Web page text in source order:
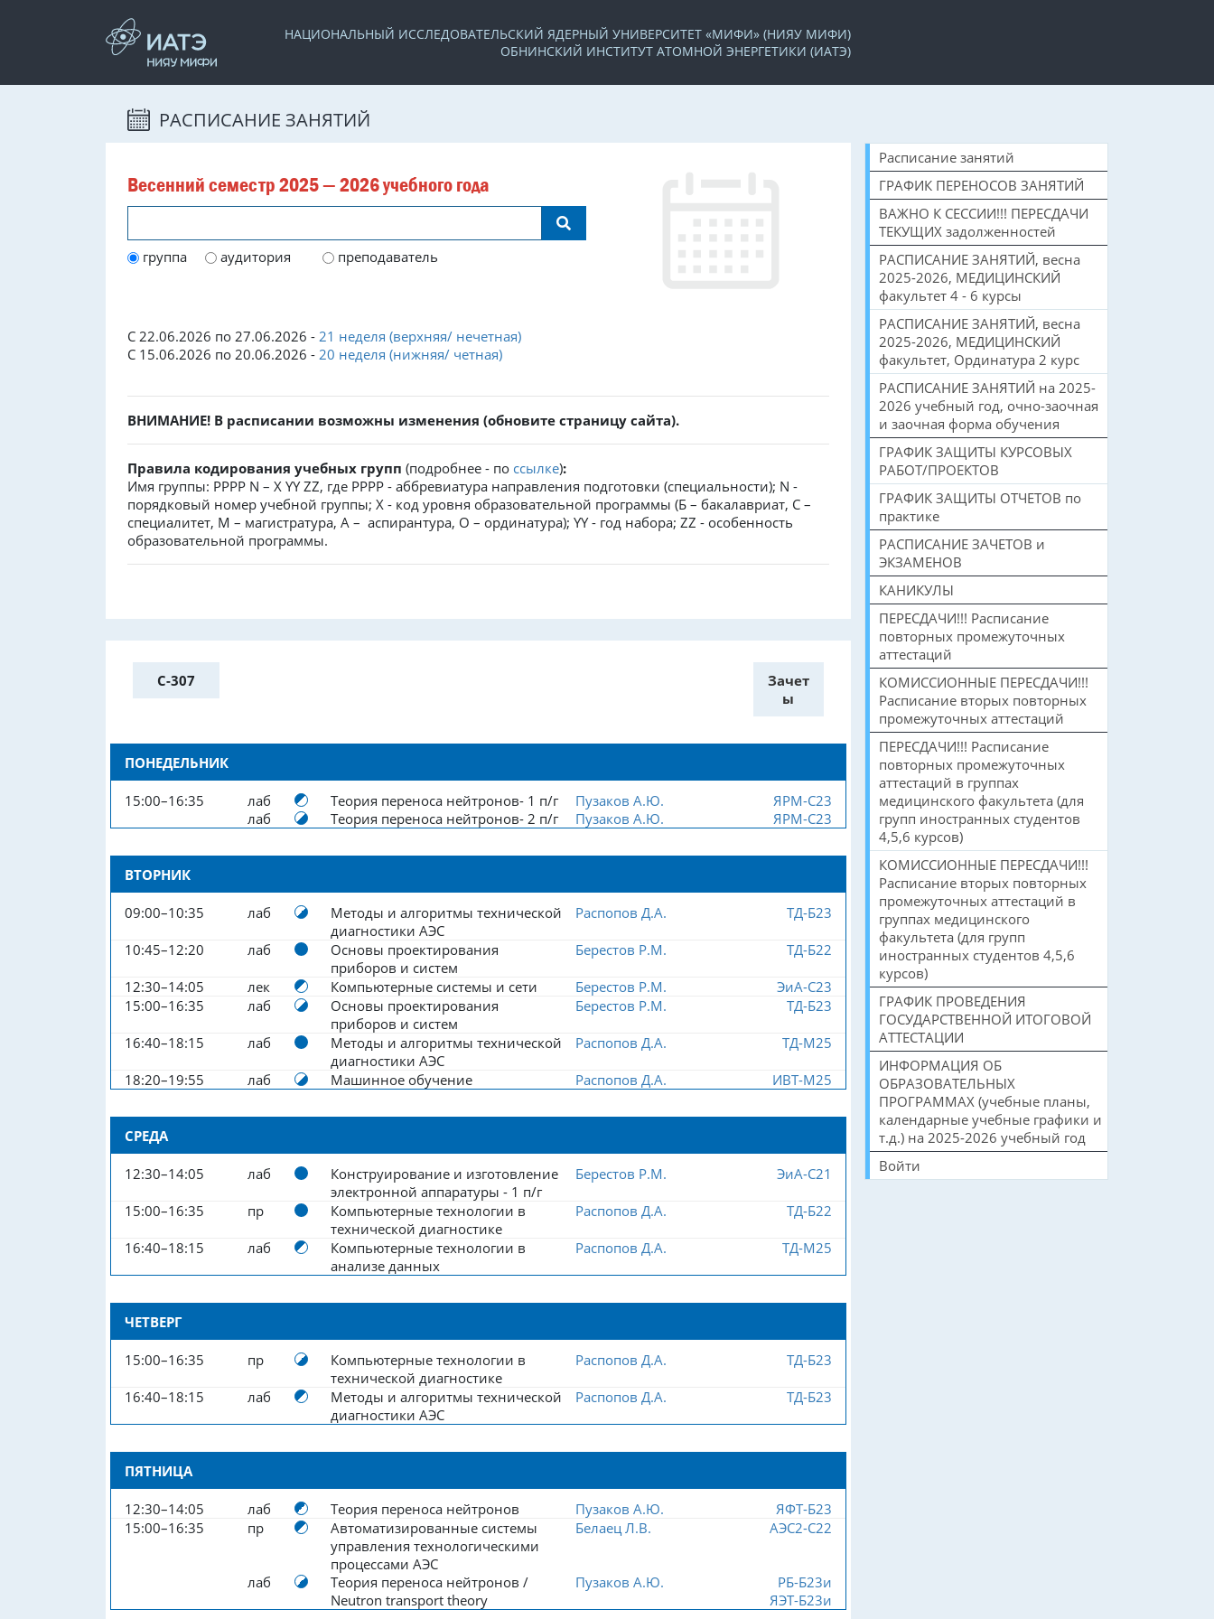
НАЦИОНАЛЬНЫЙ ИССЛЕДОВАТЕЛЬСКИЙ ЯДЕРНЫЙ УНИВЕРСИТЕТ «МИФИ» (НИЯУ МИФИ)
ОБНИНСКИЙ ИНСТИТУТ АТОМНОЙ ЭНЕРГЕТИКИ (ИАТЭ)
РАСПИСАНИЕ ЗАНЯТИЙ
Весенний семестр 2025 — 2026 учебного года
группа аудитория преподаватель
С 22.06.2026 по 27.06.2026 - 21 неделя (верхняя/ нечетная)
С 15.06.2026 по 20.06.2026 - 20 неделя (нижняя/ четная)
ВНИМАНИЕ! В расписании возможны изменения (обновите страницу сайта).
Правила кодирования учебных групп (подробнее - по ссылке):
Имя группы: PPPP N – X YY ZZ, где PPPP - аббревиатура направления подготовки (специальности); N -
порядковый номер учебной группы; X - код уровня образовательной программы (Б – бакалавриат, С –
специалитет, М – магистратура, А – аспирантура, О – ординатура); YY - год набора; ZZ - особенность
образовательной программы.
С-307
Зачет
ы
ПОНЕДЕЛЬНИК
15:00–16:35 лаб Теория переноса нейтронов- 1 п/г Пузаков А.Ю.
ЯРМ-С23
лаб
Теория переноса нейтронов- 2 п/г Пузаков А.Ю. ЯРМ-С23
ВТОРНИК
09:00–10:35 лаб
Методы и алгоритмы технической
диагностики АЭС
Распопов Д.А. ТД-Б23
10:45–12:20 лаб
Основы проектирования
приборов и систем
Берестов Р.М. ТД-Б22
12:30–14:05 лек Компьютерные системы и сети Берестов Р.М.
ЭиА-С23
15:00–16:35
лаб
Основы проектирования
приборов и систем
Берестов Р.М. ТД-Б23
16:40–18:15 лаб
Методы и алгоритмы технической
диагностики АЭС
Распопов Д.А. ТД-М25
18:20–19:55 лаб Машинное обучение Распопов Д.А. ИВТ-М25
СРЕДА
12:30–14:05 лаб
Конструирование и изготовление
электронной аппаратуры - 1 п/г
Берестов Р.М. ЭиА-С21
15:00–16:35 пр
Компьютерные технологии в
технической диагностике
Распопов Д.А. ТД-Б22
16:40–18:15 лаб
Компьютерные технологии в
анализе данных
Распопов Д.А. ТД-М25
ЧЕТВЕРГ
15:00–16:35 пр
Компьютерные технологии в
технической диагностике
Распопов Д.А. ТД-Б23
16:40–18:15 лаб
Методы и алгоритмы технической
диагностики АЭС
Распопов Д.А. ТД-Б23
ПЯТНИЦА
12:30–14:05 лаб Теория переноса нейтронов Пузаков А.Ю.
ЯФТ-Б23
15:00–16:35
пр
Автоматизированные системы
управления технологическими
процессами АЭС
Белаец Л.В. АЭС2-С22
лаб
Теория переноса нейтронов /
Neutron transport theory
Пузаков А.Ю.
РБ-Б23и
ЯЭТ-Б23и
Расписание занятий
ГРАФИК ПЕРЕНОСОВ ЗАНЯТИЙ
ВАЖНО К СЕССИИ!!! ПЕРЕСДАЧИ
ТЕКУЩИХ задолженностей
РАСПИСАНИЕ ЗАНЯТИЙ, весна
2025-2026, МЕДИЦИНСКИЙ
факультет 4 - 6 курсы
РАСПИСАНИЕ ЗАНЯТИЙ, весна
2025-2026, МЕДИЦИНСКИЙ
факультет, Ординатура 2 курс
РАСПИСАНИЕ ЗАНЯТИЙ на 2025-
2026 учебный год, очно-заочная
и заочная форма обучения
ГРАФИК ЗАЩИТЫ КУРСОВЫХ
РАБОТ/ПРОЕКТОВ
ГРАФИК ЗАЩИТЫ ОТЧЕТОВ по
практике
РАСПИСАНИЕ ЗАЧЕТОВ и
ЭКЗАМЕНОВ
КАНИКУЛЫ
ПЕРЕСДАЧИ!!! Расписание
повторных промежуточных
аттестаций
КОМИССИОННЫЕ ПЕРЕСДАЧИ!!!
Расписание вторых повторных
промежуточных аттестаций
ПЕРЕСДАЧИ!!! Расписание
повторных промежуточных
аттестаций в группах
медицинского факультета (для
групп иностранных студентов
4,5,6 курсов)
КОМИССИОННЫЕ ПЕРЕСДАЧИ!!!
Расписание вторых повторных
промежуточных аттестаций в
группах медицинского
факультета (для групп
иностранных студентов 4,5,6
курсов)
ГРАФИК ПРОВЕДЕНИЯ
ГОСУДАРСТВЕННОЙ ИТОГОВОЙ
АТТЕСТАЦИИ
ИНФОРМАЦИЯ ОБ
ОБРАЗОВАТЕЛЬНЫХ
ПРОГРАММАХ (учебные планы,
календарные учебные графики и
т.д.) на 2025-2026 учебный год
Войти